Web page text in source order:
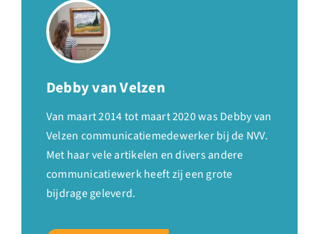
Debby van Velzen
Van maart 2014 tot maart 2020 was Debby van
Velzen communicatiemedewerker bij de NVV.
Met haar vele artikelen en divers andere
communicatiewerk heeft zij een grote
bijdrage geleverd.